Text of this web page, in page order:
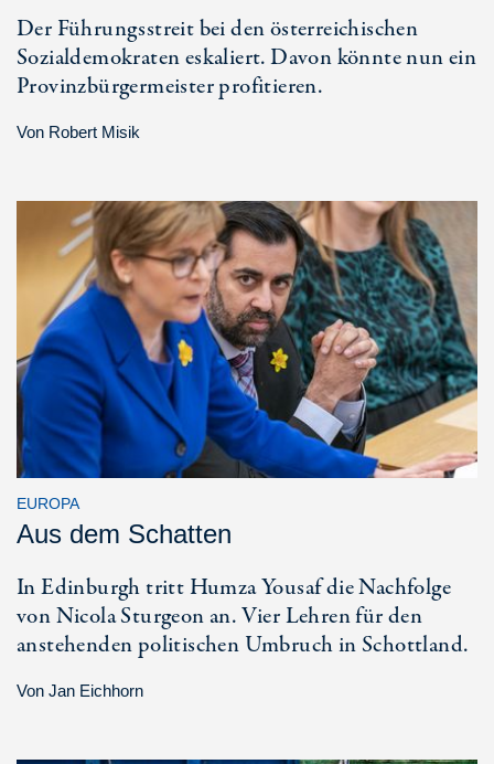
Der Führungsstreit bei den österreichischen
Sozialdemokraten eskaliert. Davon könnte nun ein
Provinzbürgermeister profitieren.
Von Robert Misik
EUROPA
Aus dem Schatten
In Edinburgh tritt Humza Yousaf die Nachfolge
von Nicola Sturgeon an. Vier Lehren für den
anstehenden politischen Umbruch in Schottland.
Von Jan Eichhorn